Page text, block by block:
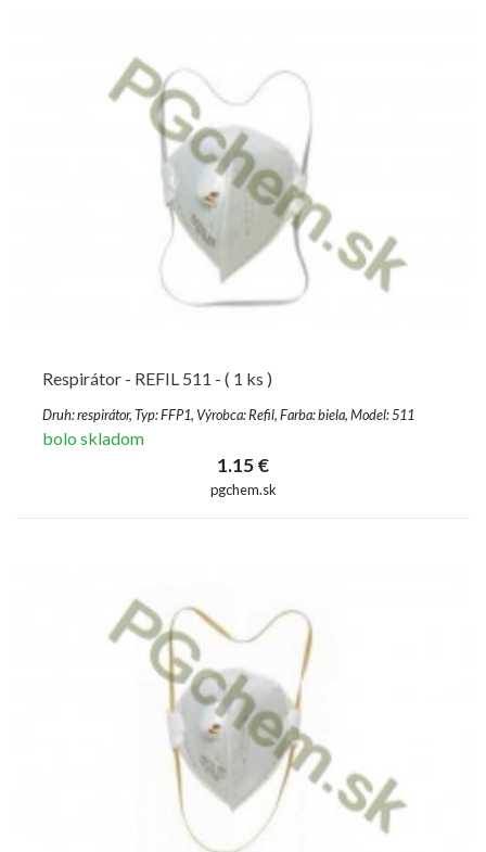
Respirátor - REFIL 511 - ( 1 ks )
Druh: respirátor, Typ: FFP1, Výrobca: Refil, Farba: biela, Model: 511
bolo skladom
1.15 €
pgchem.sk